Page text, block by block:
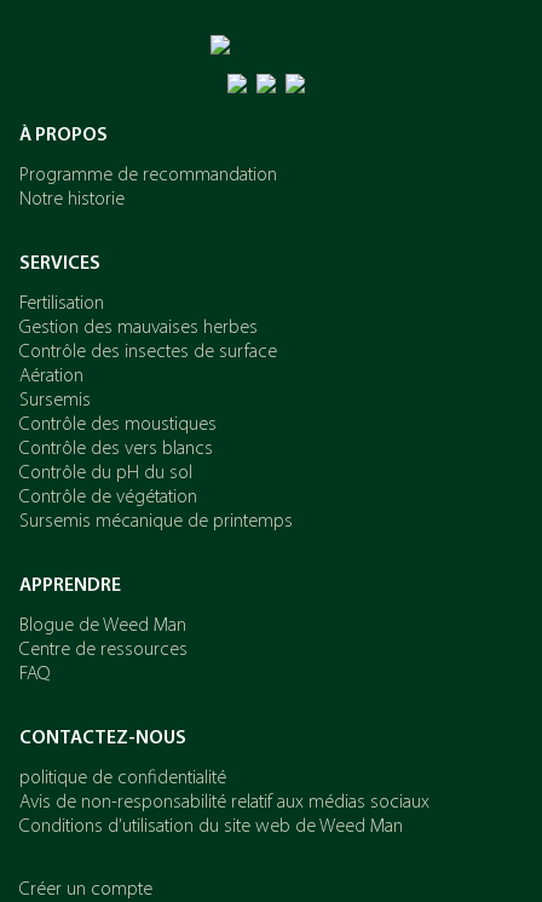
À PROPOS
Programme de recommandation
Notre historie
SERVICES
Fertilisation
Gestion des mauvaises herbes
Contrôle des insectes de surface
Aération
Sursemis
Contrôle des moustiques
Contrôle des vers blancs
Contrôle du pH du sol
Contrôle de végétation
Sursemis mécanique de printemps
APPRENDRE
Blogue de Weed Man
Centre de ressources
FAQ
CONTACTEZ-NOUS
politique de confidentialité
Avis de non-responsabilité relatif aux médias sociaux
Conditions d’utilisation du site web de Weed Man
Créer un compte